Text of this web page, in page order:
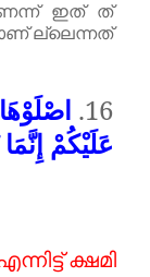
ത്
ഇത്
ല്ലെന്നത്
16.
عَلَيْكُمْ
ക്ഷമി